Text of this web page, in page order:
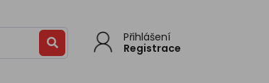
Přihlášení
Registrace